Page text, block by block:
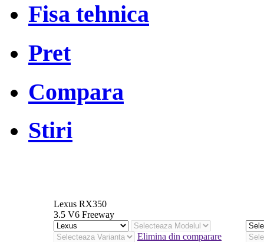
Fisa tehnica
Pret
Compara
Stiri
Lexus RX350
3.5 V6 Freeway
Elimina din comparare